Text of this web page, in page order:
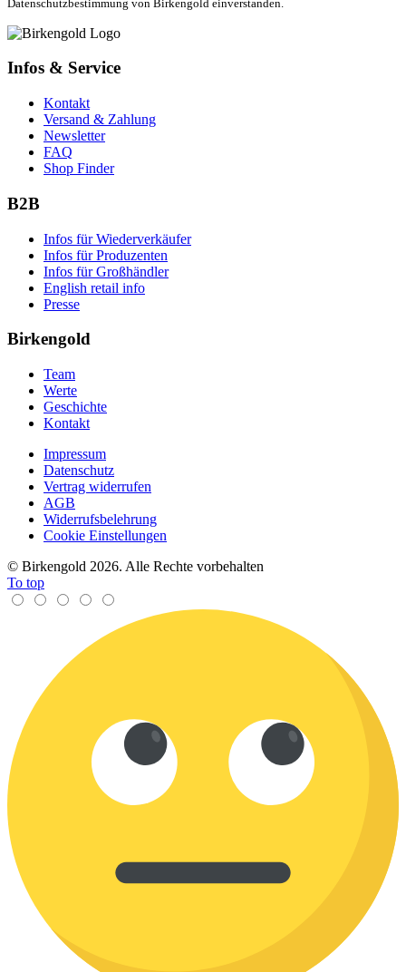
Datenschutzbestimmung von Birkengold einverstanden.
Infos & Service
Kontakt
Versand & Zahlung
Newsletter
FAQ
Shop Finder
B2B
Infos für Wiederverkäufer
Infos für Produzenten
Infos für Großhändler
English retail info
Presse
Birkengold
Team
Werte
Geschichte
Kontakt
Impressum
Datenschutz
Vertrag widerrufen
AGB
Widerrufsbelehrung
Cookie Einstellungen
© Birkengold 2026. Alle Rechte vorbehalten
To top